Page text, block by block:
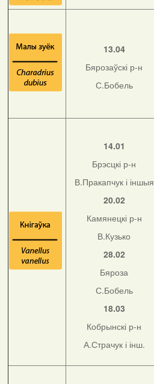
13.04
Бярозаўскі р-н
С.Бобель
14.01
Брэсцкі р-н
В.Пракапчук і іншыя
20.02
Камянецкі р-н
В.Кузько
28.02
Бяроза
С.Бобель
18.03
Кобрынскі р-н
А.Страчук і інш.